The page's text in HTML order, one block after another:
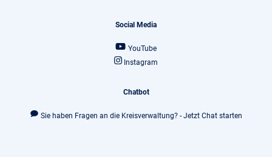
Social Media
YouTube
Instagram
Chatbot
Sie haben Fragen an die Kreisverwaltung? - Jetzt Chat starten